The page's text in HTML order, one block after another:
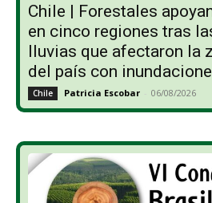
Chile | Forestales
en cinco regiones tras
lluvias que afectaron la
del país con
Chile Patricia Escobar - 06/08/2026